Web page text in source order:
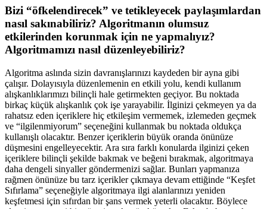
Bizi “öfkelendirecek” ve tetikleyecek paylaşımlardan
nasıl sakınabiliriz? Algoritmanın olumsuz
etkilerinden korunmak için ne yapmalıyız?
Algoritmamızı nasıl düzenleyebiliriz?
Algoritma aslında sizin davranışlarınızı kaydeden bir ayna gibi
çalışır. Dolayısıyla düzenlemenin en etkili yolu, kendi kullanım
alışkanlıklarımızı bilinçli hale getirmekten geçiyor. Bu noktada
birkaç küçük alışkanlık çok işe yarayabilir. İlginizi çekmeyen ya da
rahatsız eden içeriklere hiç etkileşim vermemek, izlemeden geçmek
ve “ilgilenmiyorum” seçeneğini kullanmak bu noktada oldukça
kullanışlı olacaktır. Benzer içeriklerin büyük oranda önünüze
düşmesini engelleyecektir. Ara sıra farklı konularda ilginizi çeken
içeriklere bilinçli şekilde bakmak ve beğeni bırakmak, algoritmaya
daha dengeli sinyaller göndermenizi sağlar. Bunları yapmanıza
rağmen önünüze bu tarz içerikler çıkmaya devam ettiğinde “Keşfet
Sıfırlama” seçeneğiyle algoritmaya ilgi alanlarınızı yeniden
keşfetmesi için sıfırdan bir şans vermek yeterli olacaktır. Böylece